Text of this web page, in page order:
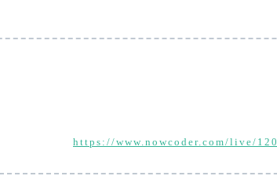
https://www.nowcoder.com/live/120